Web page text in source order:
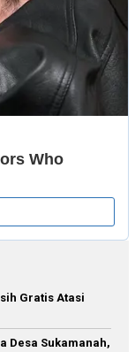
Gratis Atasi
Desa Sukamanah,